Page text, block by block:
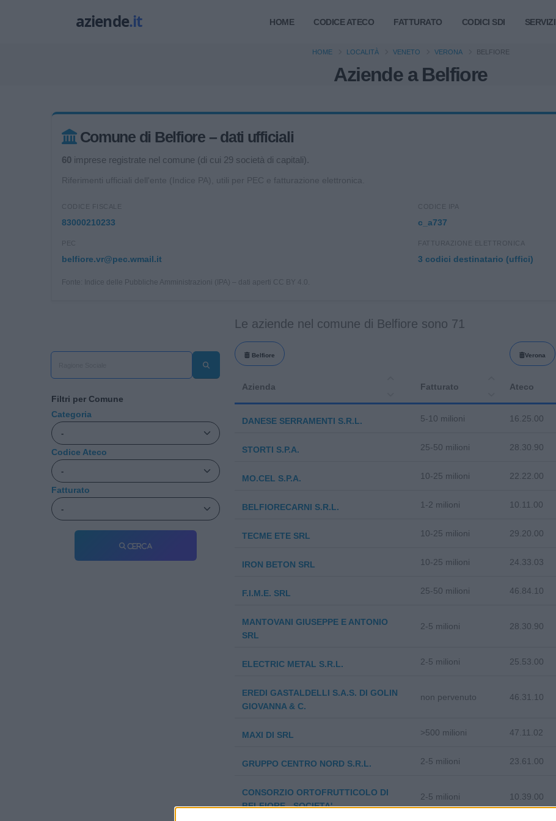
HOME CODICE ATECO FATTURATO CODICI SDI SERVIZI
Aziende a Belfiore
HOME LOCALITÀ VENETO VERONA BELFIORE
Comune di Belfiore – dati ufficiali
60 imprese registrate nel comune (di cui 29 società di capitali).
Riferimenti ufficiali dell'ente (Indice PA), utili per PEC e fatturazione elettronica.
CODICE FISCALE
83000210233
CODICE IPA
c_a737
PEC
belfiore.vr@pec.wmail.it
FATTURAZIONE ELETTRONICA
3 codici destinatario (uffici)
Fonte: Indice delle Pubbliche Amministrazioni (IPA) – dati aperti CC BY 4.0.
Filtri per Comune
Categoria
Codice Ateco
Fatturato
Cerca
Le aziende nel comune di Belfiore sono 71
Belfiore Verona
Azienda Fatturato Ateco
DANESE SERRAMENTI S.R.L. 5-10 milioni 16.25.00
STORTI S.P.A. 25-50 milioni 28.30.90
MO.CEL S.P.A. 10-25 milioni 22.22.00
BELFIORECARNI S.R.L. 1-2 milioni 10.11.00
TECME ETE SRL 10-25 milioni 29.20.00
IRON BETON SRL 10-25 milioni 24.33.03
F.I.M.E. SRL 25-50 milioni 46.84.10
MANTOVANI GIUSEPPE E ANTONIO
SRL
2-5 milioni 28.30.90
ELECTRIC METAL S.R.L. 2-5 milioni 25.53.00
EREDI GASTALDELLI S.A.S. DI GOLIN
GIOVANNA & C.
non pervenuto 46.31.10
MAXI DI SRL >500 milioni 47.11.02
GRUPPO CENTRO NORD S.R.L. 2-5 milioni 23.61.00
CONSORZIO ORTOFRUTTICOLO DI
BELFIORE - SOCIETA'
2-5 milioni 10.39.00